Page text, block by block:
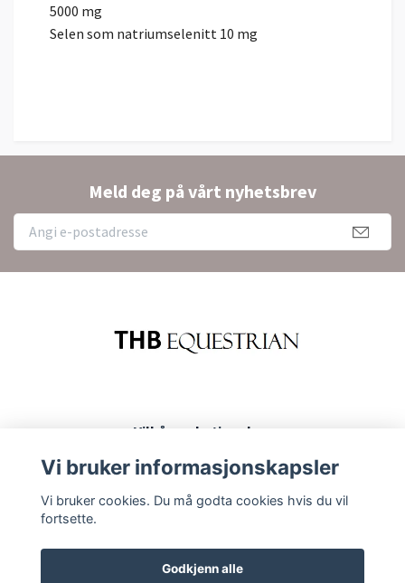
5000 mg
Selen som natriumselenitt 10 mg
Meld deg på vårt nyhetsbrev
Vilkår og betingelser
Kontakt
Kjøp og returer
Vi bruker informasjonskapsler
Vi bruker cookies. Du må godta cookies hvis du vil
fortsette.
Godkjenn alle